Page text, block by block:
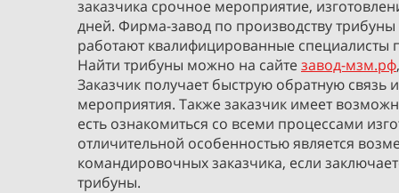
заказчика срочное мероприятие,
дней. Фирма-завод по производству трибуны
работают квалифицированные специалисты
Найти трибуны можно на сайтезавод-мзм.рф
Заказчик получает быструю обратную
мероприятия. Также заказчик имеет
есть ознакомиться со всеми процессами
отличительной особенностью является
командировочных заказчика, если
трибуны.